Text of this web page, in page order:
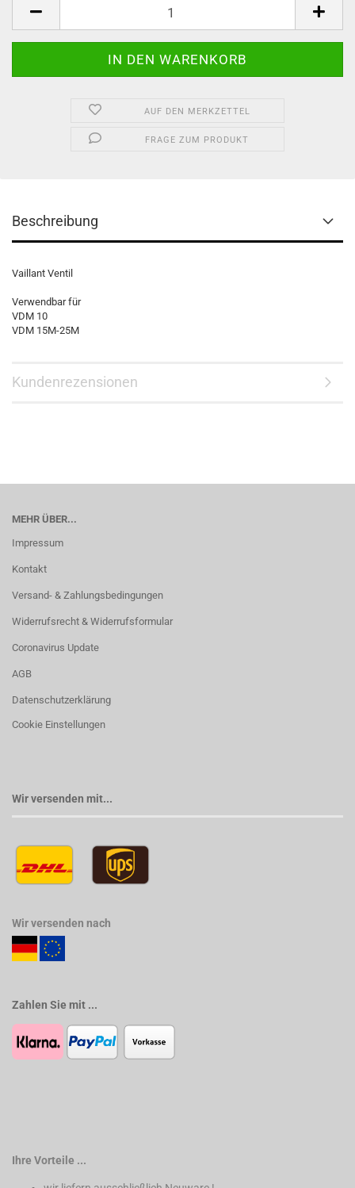
AUF DEN MERKZETTEL
FRAGE ZUM PRODUKT
Beschreibung
Vaillant Ventil
Verwendbar für
VDM 10
VDM 15M-25M
Kundenrezensionen
MEHR ÜBER...
Impressum
Kontakt
Versand- & Zahlungsbedingungen
Widerrufsrecht & Widerrufsformular
Coronavirus Update
AGB
Datenschutzerklärung
Cookie Einstellungen
Wir versenden mit...
Wir versenden nach
Zahlen Sie mit ...
Ihre Vorteile ...